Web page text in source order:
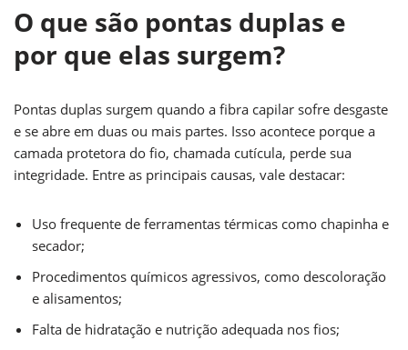
O que são pontas duplas e
por que elas surgem?
Pontas duplas surgem quando a fibra capilar sofre desgaste
e se abre em duas ou mais partes. Isso acontece porque a
camada protetora do fio, chamada cutícula, perde sua
integridade. Entre as principais causas, vale destacar:
Uso frequente de ferramentas térmicas como chapinha e
secador;
Procedimentos químicos agressivos, como descoloração
e alisamentos;
Falta de hidratação e nutrição adequada nos fios;